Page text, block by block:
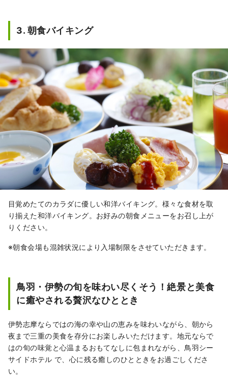
3. 朝食バイキング
目覚めたてのカラダに優しい和洋バイキング。様々な食材を取
り揃えた和洋バイキング。お好みの朝食メニューをお召し上が
りください。
※朝食会場も混雑状況により入場制限をさせていただきます。
鳥羽・伊勢の旬を味わい尽くそう！絶景と美食
に癒やされる贅沢なひととき
伊勢志摩ならではの海の幸や山の恵みを味わいながら、朝から
夜まで三重の美食を存分にお楽しみいただけます。地元ならで
はの旬の味覚と心温まるおもてなしに包まれながら、鳥羽シー
サイドホテル で、心に残る癒しのひとときをお過ごしくださ
い。